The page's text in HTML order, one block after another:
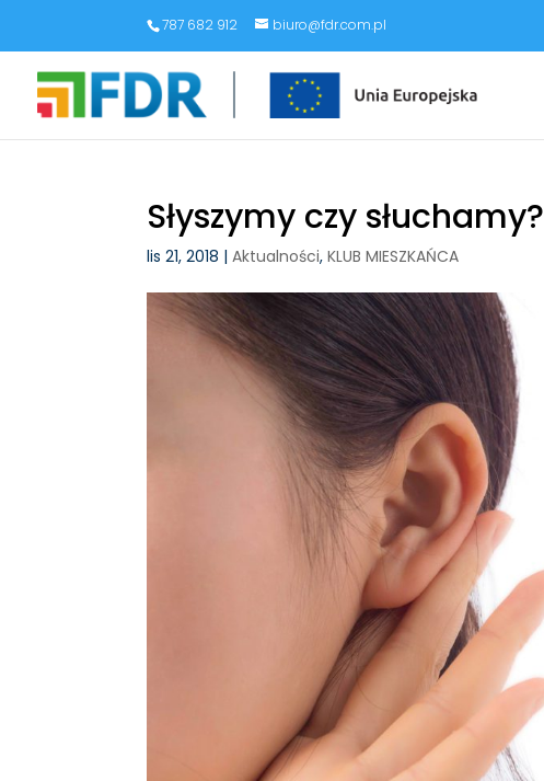
787 682 912 biuro@fdr.com.pl
Słyszymy czy słuchamy?
lis 21, 2018 |Aktualności,KLUB MIESZKAŃCA